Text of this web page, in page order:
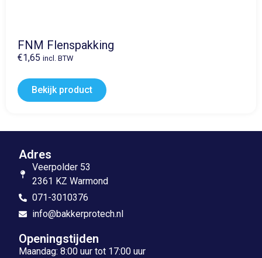
FNM Flenspakking
€1,65 incl. BTW
Bekijk product
Adres
Veerpolder 53
2361 KZ Warmond
071-3010376
info@bakkerprotech.nl
Openingstijden
Maandag: 8:00 uur tot 17:00 uur